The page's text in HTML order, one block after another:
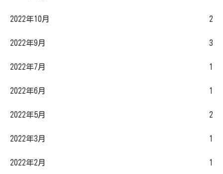
2022年10月 2
2022年9月 3
2022年7月 1
2022年6月 1
2022年5月 2
2022年3月 1
2022年2月 1